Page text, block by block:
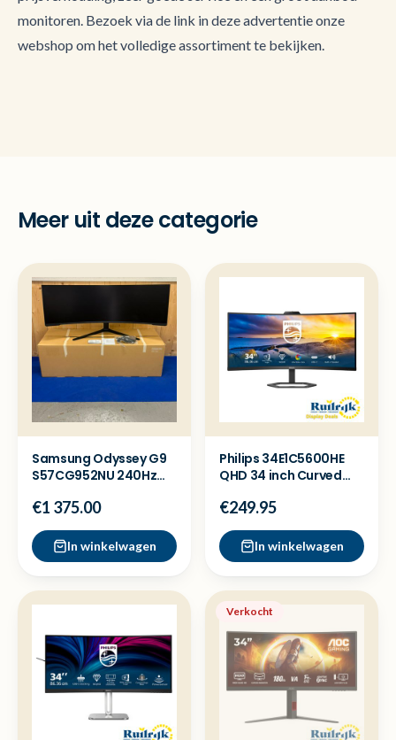
monitoren. Bezoek via de link in deze advertentie onze
webshop om het volledige assortiment te bekijken.
Meer uit deze categorie
Samsung Odyssey G9
S57CG952NU 240Hz
monitor
€1 375.00
In winkelwagen
Philips 34E1C5600HE
QHD 34 inch Curved
C
€249.95
In winkelwagen
Verkocht